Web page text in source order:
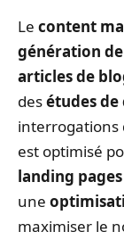
Le content
génération de
articles de
desétudes de
interrogations
est optimisé
landing pages
une
maximiser le